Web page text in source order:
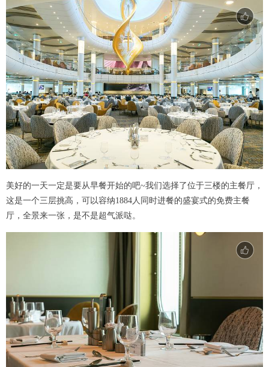
美好的一天一定是要从早餐开始的吧~我们选择了位于三楼的主餐厅，
这是一个三层挑高，可以容纳1884人同时进餐的盛宴式的免费主餐
厅，全景来一张，是不是超气派哒。